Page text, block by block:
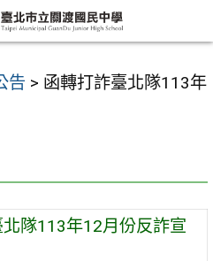
告 > 函轉打詐臺北隊113年
隊113年12月份反詐宣